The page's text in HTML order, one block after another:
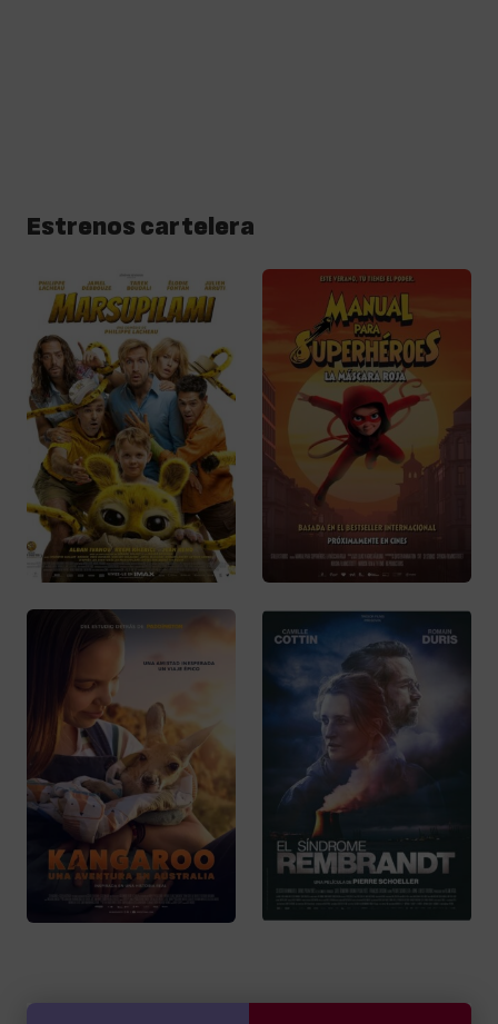
Estrenos cartelera